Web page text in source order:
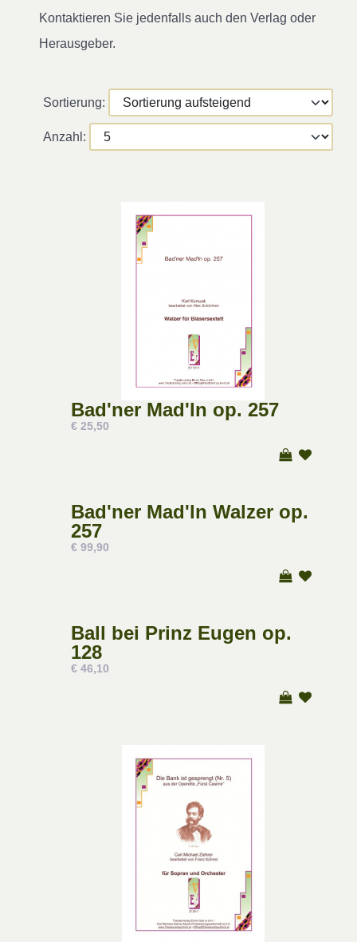
Kontaktieren Sie jedenfalls auch den Verlag oder
Herausgeber.
Sortierung:
Anzahl:
Bad'ner Mad'ln op. 257
€ 25,50
Bad'ner Mad'ln Walzer op.
257
€ 99,90
Ball bei Prinz Eugen op.
128
€ 46,10